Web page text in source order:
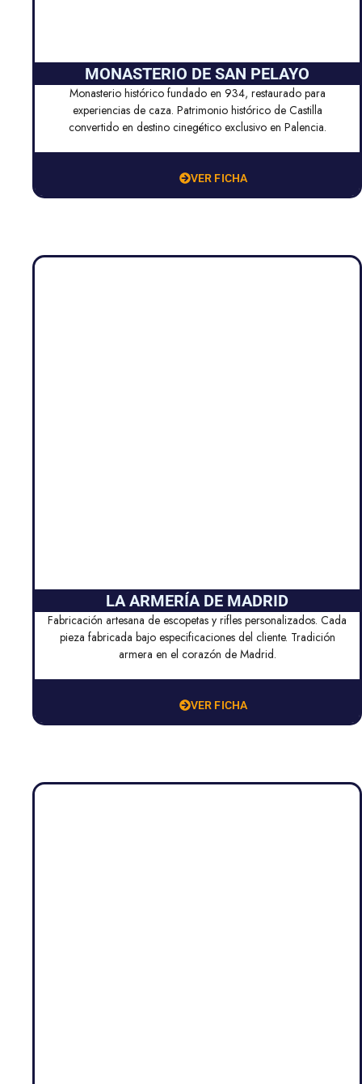
MONASTERIO DE SAN PELAYO
Monasterio histórico fundado en 934, restaurado para
experiencias de caza. Patrimonio histórico de Castilla
convertido en destino cinegético exclusivo en Palencia.
VER FICHA
LA ARMERÍA DE MADRID
Fabricación artesana de escopetas y rifles personalizados. Cada
pieza fabricada bajo especificaciones del cliente. Tradición
armera en el corazón de Madrid.
VER FICHA